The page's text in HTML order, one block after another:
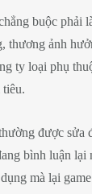
buộc phải
thương ảnh
ty loại phụ
tiêu.
được sửa
bình luận lại
mà lại